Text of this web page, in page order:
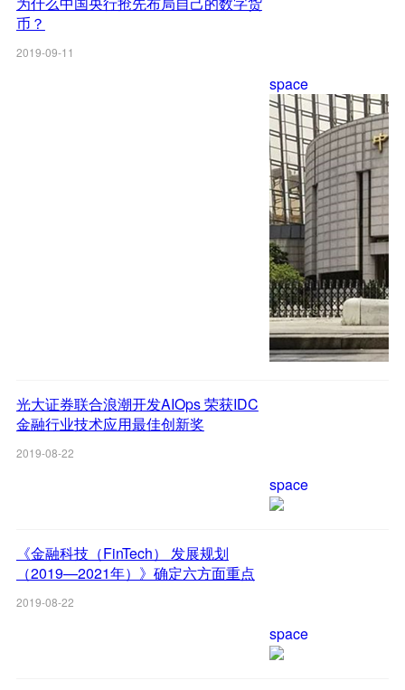
space
币？
2019-09-11
space
光大证券联合浪潮开发AIOps 荣获IDC
金融行业技术应用最佳创新奖
2019-08-22
space
《金融科技（FinTech） 发展规划
（2019—2021年）》确定六方面重点
2019-08-22